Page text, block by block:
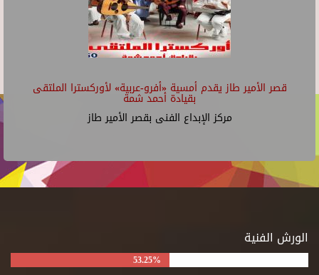
قصر الأمير طاز يقدم أمسية «أفرو-عربية» لأوركسترا الملتقى
بقيادة أحمد شمة
مركز الإبداع الفنى بقصر الأمير طاز
الورش الفنية
53.25%